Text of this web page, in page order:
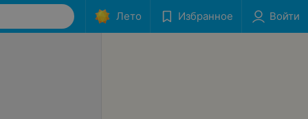
Лето Избранное Войти